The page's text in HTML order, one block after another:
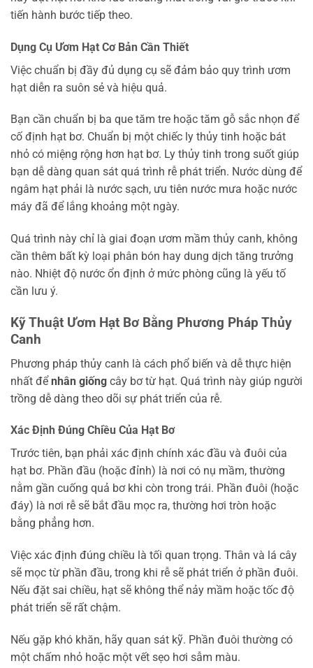
tiến hành bước tiếp theo.
Dụng Cụ Ươm Hạt Cơ Bản Cần Thiết
Việc chuẩn bị đầy đủ dụng cụ sẽ đảm bảo quy trình ươm
hạt diễn ra suôn sẻ và hiệu quả.
Bạn cần chuẩn bị ba que tăm tre hoặc tăm gỗ sắc nhọn để
cố định hạt bơ. Chuẩn bị một chiếc ly thủy tinh hoặc bát
nhỏ có miệng rộng hơn hạt bơ. Ly thủy tinh trong suốt giúp
bạn dễ dàng quan sát quá trình rễ phát triển. Nước dùng để
ngâm hạt phải là nước sạch, ưu tiên nước mưa hoặc nước
máy đã để lắng khoảng một ngày.
Quá trình này chỉ là giai đoạn ươm mầm thủy canh, không
cần thêm bất kỳ loại phân bón hay dung dịch tăng trưởng
nào. Nhiệt độ nước ổn định ở mức phòng cũng là yếu tố
cần lưu ý.
Kỹ Thuật Ươm Hạt Bơ Bằng Phương Pháp Thủy
Canh
Phương pháp thủy canh là cách phổ biến và dễ thực hiện
nhất đểnhân giống cây bơ từ hạt. Quá trình này giúp người
trồng dễ dàng theo dõi sự phát triển của rễ.
Xác Định Đúng Chiều Của Hạt Bơ
Trước tiên, bạn phải xác định chính xác đầu và đuôi của
hạt bơ. Phần đầu (hoặc đỉnh) là nơi có nụ mầm, thường
nằm gần cuống quả bơ khi còn trong trái. Phần đuôi (hoặc
đáy) là nơi rễ sẽ bắt đầu mọc ra, thường hơi tròn hoặc
bằng phẳng hơn.
Việc xác định đúng chiều là tối quan trọng. Thân và lá cây
sẽ mọc từ phần đầu, trong khi rễ sẽ phát triển ở phần đuôi.
Nếu đặt sai chiều, hạt sẽ không thể nảy mầm hoặc tốc độ
phát triển sẽ rất chậm.
Nếu gặp khó khăn, hãy quan sát kỹ. Phần đuôi thường có
một chấm nhỏ hoặc một vết sẹo hơi sẫm màu.